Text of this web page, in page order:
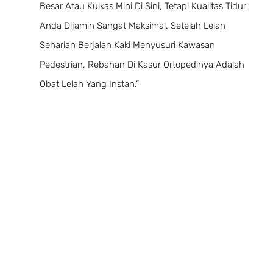
Besar Atau Kulkas Mini Di Sini, Tetapi Kualitas Tidur
Anda Dijamin Sangat Maksimal. Setelah Lelah
Seharian Berjalan Kaki Menyusuri Kawasan
Pedestrian, Rebahan Di Kasur Ortopedinya Adalah
Obat Lelah Yang Instan.”